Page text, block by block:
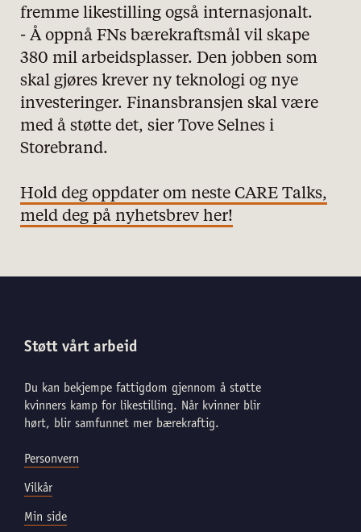
fremme likestilling også internasjonalt.
- Å oppnå FNs bærekraftsmål vil skape
380 mil arbeidsplasser. Den jobben som
skal gjøres krever ny teknologi og nye
investeringer. Finansbransjen skal være
med å støtte det, sier Tove Selnes i
Storebrand.
Hold deg oppdater om neste CARE Talks,
meld deg på nyhetsbrev her!
Støtt vårt arbeid
Du kan bekjempe fattigdom gjennom å støtte
kvinners kamp for likestilling. Når kvinner blir
hørt, blir samfunnet mer bærekraftig.
Personvern
Vilkår
Min side